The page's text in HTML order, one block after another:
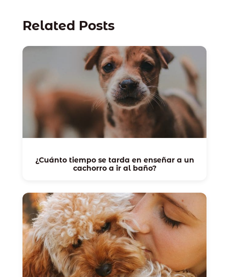
Related Posts
¿Cuánto tiempo se tarda en enseñar a un
cachorro a ir al baño?